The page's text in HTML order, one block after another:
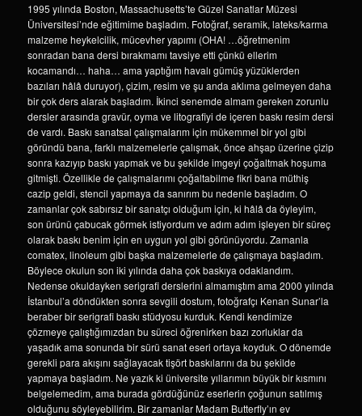
1995 yılında Boston, Massachusetts’te Güzel Sanatlar Müzesi
Üniversitesi’nde eğitimime başladım. Fotoğraf, seramik, lateks/karma
malzeme heykelcilik, mücevher yapımı (OHA! …öğretmenim
sonradan bana dersi bırakmamı tavsiye etti çünkü ellerim
kocamandı… haha… ama yaptığım havalı gümüş yüzüklerden
bazıları hâlâ duruyor), çizim, resim ve şu anda aklıma gelmeyen daha
bir çok ders alarak başladım. İkinci senemde almam gereken zorunlu
dersler arasında gravür, oyma ve litografiyi de içeren baskı resim dersi
de vardı. Baskı sanatsal çalışmalarım için mükemmel bir yol gibi
göründü bana, farklı malzemelerle çalışmak, önce ahşap üzerine çizip
sonra kazıyıp baskı yapmak ve bu şekilde imgeyi çoğaltmak hoşuma
gitmişti. Özellikle de çalışmalarımı çoğaltabilme fikri bana müthiş
cazip geldi, stencil yapmaya da sanırım bu nedenle başladım. O
zamanlar çok sabırsız bir sanatçı olduğum için, ki hâlâ da öyleyim,
son ürünü çabucak görmek istiyordum ve adım adım işleyen bir süreç
olarak baskı benim için en uygun yol gibi görünüyordu. Zamanla
comatex, linoleum gibi başka malzemelerle de çalışmaya başladım.
Böylece okulun son iki yılında daha çok baskıya odaklandım.
Nedense okuldayken serigrafi derslerini almamıştım ama 2000 yılında
İstanbul’a döndükten sonra sevgili dostum, fotoğrafçı Kenan Sunar’la
beraber bir serigrafi baskı stüdyosu kurduk. Kendi kendimize
çözmeye çalıştığımızdan bu süreci öğrenirken bazı zorluklar da
yaşadık ama sonunda bir sürü sanat eseri ortaya koyduk. O dönemde
gerekli para akışını sağlayacak tişört baskılarını da bu şekilde
yapmaya başladım. Ne yazık ki üniversite yıllarımın büyük bir kısmını
belgelemedim, ama burada gördüğünüz eserlerin çoğunun satılmış
olduğunu söyleyebilirim. Bir zamanlar Madam Butterfly’ın ev